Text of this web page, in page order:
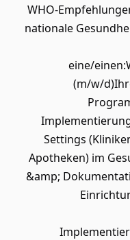
WHO-
nationale
eine/
(m/w/
Settings
Apotheken) im
&amp;